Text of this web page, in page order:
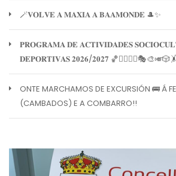
🪄𝐕𝐎𝐋𝐕𝐄 𝐀 𝐌𝐀𝐗𝐈𝐀 𝐀 𝐁𝐀𝐀𝐌𝐎𝐍𝐃𝐄 🎩✨
𝐏𝐑𝐎𝐆𝐑𝐀𝐌𝐀 𝐃𝐄 𝐀𝐂𝐓𝐈𝐕𝐈𝐃𝐀𝐃𝐄𝐒
𝐃𝐄𝐏𝐎𝐑𝐓𝐈𝐕𝐀𝐒 𝟐𝟎𝟐𝟔/𝟐𝟎𝟐𝟕
ONTE MARCHAMOS DE EXCURSIÓN 🚌 Á
(CAMBADOS) E A COMBARRO!!